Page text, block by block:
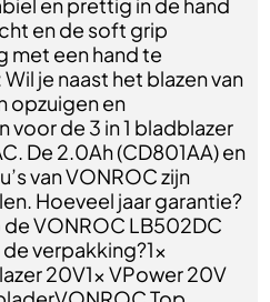
en de soft grip
met een hand te
je naast het blazen van
opzuigen en
voor de 3 in 1 bladblazer
De 2.0Ah (CD801AA) en
van VONROC zijn
Hoeveel jaar garantie?
de VONROC LB502DC
verpakking?1x
20V1x VPower 20V